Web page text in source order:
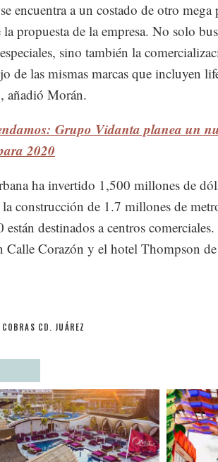
encuentra a un costado de otro
la propuesta de la empresa. No solo
sino también la
de las mismas marcas que incluyen
añadió Morán.
Grupo Vidanta planea un
2020
ha invertido 1,500 millones de
la construcción de 1.7 millones de
están destinados a centros
Calle Corazón y el hotel Thompson
COBRAS CD. JUÁREZ